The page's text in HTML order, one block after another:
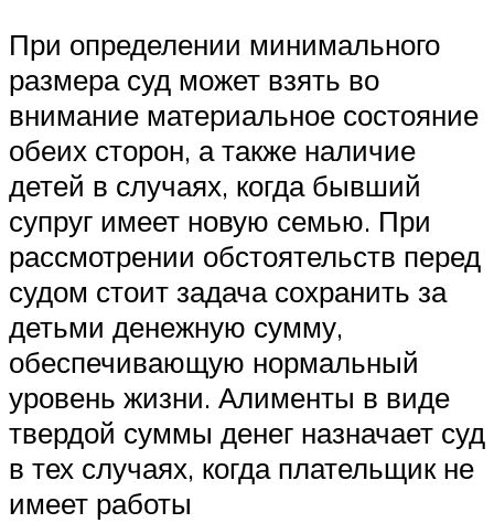
При определении минимального
размера суд может взять во
внимание материальное состояние
обеих сторон, а также наличие
детей в случаях, когда бывший
супруг имеет новую семью. При
рассмотрении обстоятельств перед
судом стоит задача сохранить за
детьми денежную сумму,
обеспечивающую нормальный
уровень жизни. Алименты в виде
твердой суммы денег назначает суд
в тех случаях, когда плательщик не
имеет работы